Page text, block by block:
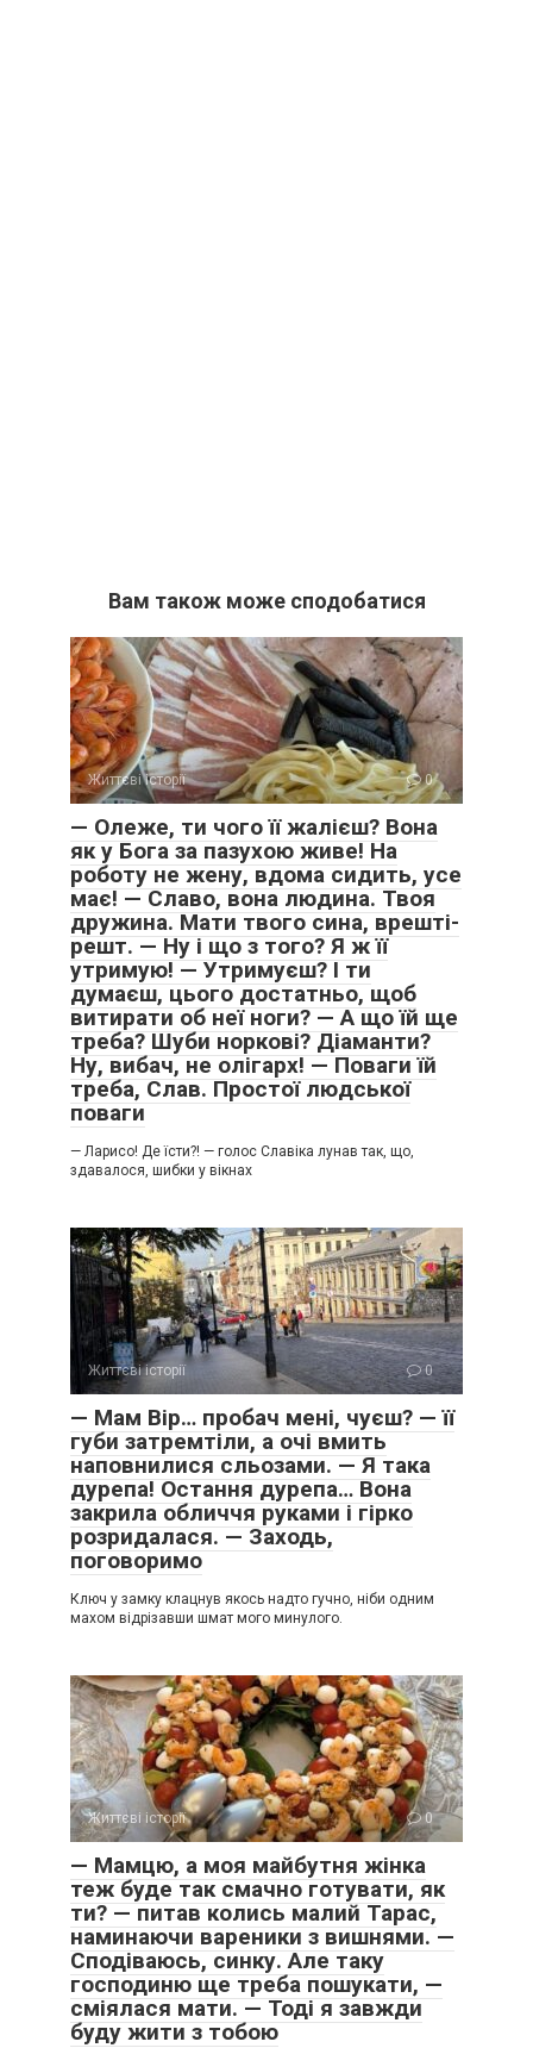
Вам також може сподобатися
Життєві історії 0
— Олеже, ти чого її жалієш? Вона
як у Бога за пазухою живе! На
роботу не жену, вдома сидить, усе
має! — Славо, вона людина. Твоя
дружина. Мати твого сина, врешті-
решт. — Ну і що з того? Я ж її
утримую! — Утримуєш? І ти
думаєш, цього достатньо, щоб
витирати об неї ноги? — А що їй ще
треба? Шуби норкові? Діаманти?
Ну, вибач, не олігарх! — Поваги їй
треба, Слав. Простої людської
поваги
— Ларисо! Де їсти?! — голос Славіка лунав так, що,
здавалося, шибки у вікнах
Життєві історії 0
— Мам Вір… пробач мені, чуєш? — її
губи затремтіли, а очі вмить
наповнилися сльозами. — Я така
дурепа! Остання дурепа… Вона
закрила обличчя руками і гірко
розридалася. — Заходь,
поговоримо
Ключ у замку клацнув якось надто гучно, ніби одним
махом відрізавши шмат мого минулого.
Життєві історії 0
— Мамцю, а моя майбутня жінка
теж буде так смачно готувати, як
ти? — питав колись малий Тарас,
наминаючи вареники з вишнями. —
Сподіваюсь, синку. Але таку
господиню ще треба пошукати, —
сміялася мати. — Тоді я завжди
буду жити з тобою